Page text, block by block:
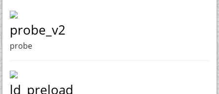
probe_v2
probe
ld_preload